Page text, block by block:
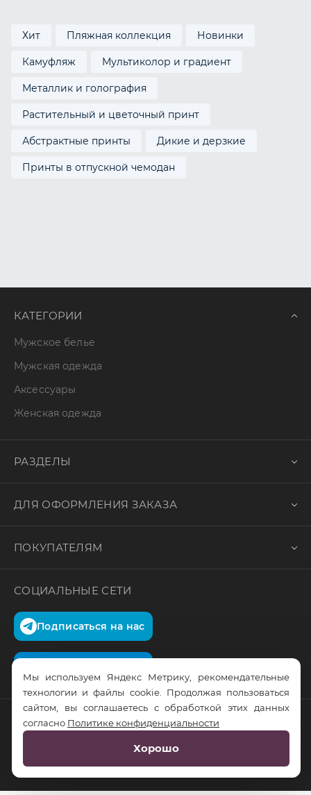
Хит Пляжная коллекция Новинки
Камуфляж Мультиколор и градиент
Металлик и голография
Растительный и цветочный принт
Абстрактные принты Дикие и дерзкие
Принты в отпускной чемодан
КАТЕГОРИИ
Мужское белье
Мужская одежда
Аксессуары
Женская одежда
РАЗДЕЛЫ
ДЛЯ ОФОРМЛЕНИЯ ЗАКАЗА
ПОКУПАТЕЛЯМ
СОЦИАЛЬНЫЕ СЕТИ
Подписаться на нас
© RusTrus. 2011-2026. Все права защищены
RS Digital
Мы используем Яндекс Метрику, рекомендательные
технологии и файлы cookie. Продолжая пользоваться
сайтом, вы соглашаетесь с обработкой этих данных
согласно Политике конфиденциальности
Хорошо